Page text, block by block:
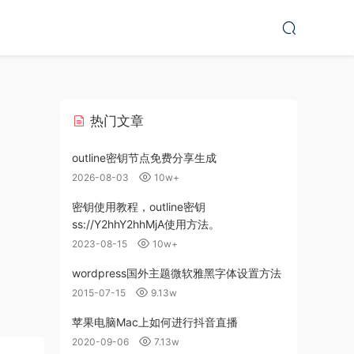
热门文章
outline密钥节点免费分享生成
2026-08-03 10w+
密钥使用教程，outline密钥
ss://Y2hhY2hhMjA使用方法。
2023-08-15 10w+
wordpress国外主题微软雅黑字体设置方法
2015-07-15 9.13w
苹果电脑Mac上如何进行抖音直播
2020-09-06 7.13w